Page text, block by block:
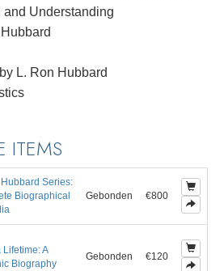
and Understanding
L. Ron Hubbard
ITEMS
Series:
Biographical
Gebonden €800
Lifetime: A
Biography
Gebonden €120